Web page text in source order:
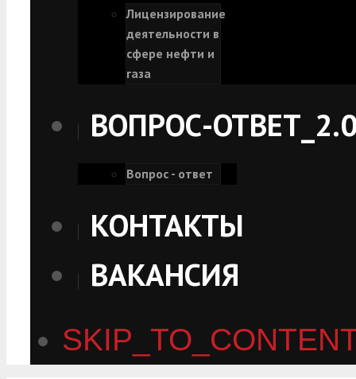
Лицензирование
деятельности в
сфере нефти и
газа
ВОПРОС-
Вопрос - ответ
КОНТАКТЫ
ВАКАНСИЯ